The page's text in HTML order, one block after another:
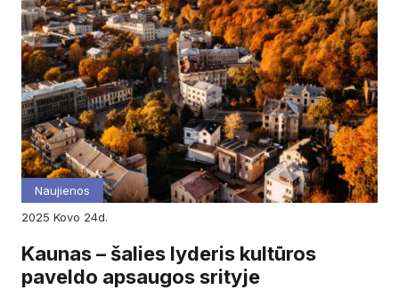
Naujienos
2025
kovo 24d.
Kaunas – šalies lyderis kultūros
paveldo apsaugos srityje